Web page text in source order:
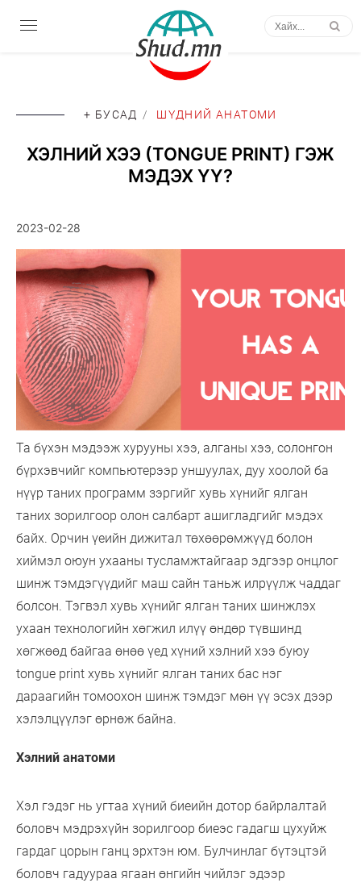
+ БУСАД / ШҮДНИЙ АНАТОМИ
ХЭЛНИЙ ХЭЭ (TONGUE PRINT) ГЭЖ
МЭДЭХ ҮҮ?
2023-02-28
Та бүхэн мэдээж хурууны хээ, алганы хээ, солонгон
бүрхэвчийг компьютерээр уншуулах, дуу хоолой ба
нүүр таних программ зэргийг хувь хүнийг ялган
таних зорилгоор олон салбарт ашигладгийг мэдэх
байх. Орчин үеийн дижитал төхөөрөмжүүд болон
хиймэл оюун ухааны тусламжтайгаар эдгээр онцлог
шинж тэмдэгүүдийг маш сайн таньж илрүүлж чаддаг
болсон. Тэгвэл хувь хүнийг ялган таних шинжлэх
ухаан технологийн хөгжил илүү өндөр түвшинд
хөгжөөд байгаа өнөө үед хүний хэлний хээ буюу
tongue print хувь хүнийг ялган таних бас нэг
дараагийн томоохон шинж тэмдэг мөн үү эсэх дээр
хэлэлцүүлэг өрнөж байна.
Хэлний анатоми
Хэл гэдэг нь угтаа хүний биеийн дотор байрлалтай
боловч мэдрэхүйн зорилгоор биеэс гадагш цухуйж
гардаг цорын ганц эрхтэн юм. Булчинлаг бүтэцтэй
боловч гадуураа ягаан өнгийн чийлэг эдээр